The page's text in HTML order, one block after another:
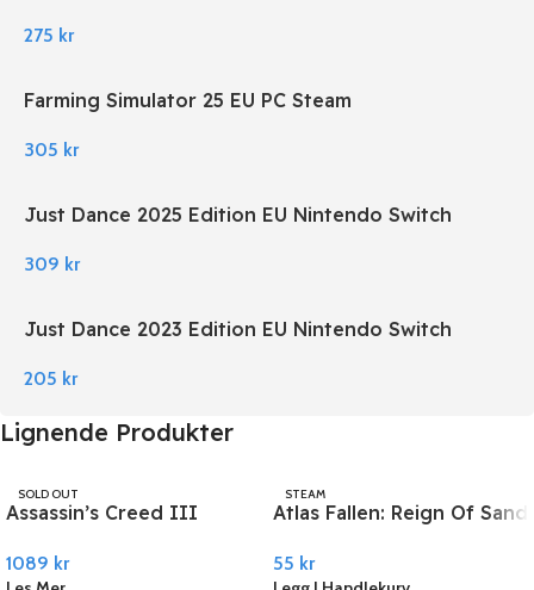
275 kr
Farming Simulator 25 EU PC Steam
305 kr
Just Dance 2025 Edition EU Nintendo Switch
309 kr
Just Dance 2023 Edition EU Nintendo Switch
205 kr
Lignende Produkter
SOLD OUT
UBISOFT
Assassin’s Creed III
Connect
1089 kr
STEAM
Atlas Fallen: Reign Of Sand
55 kr